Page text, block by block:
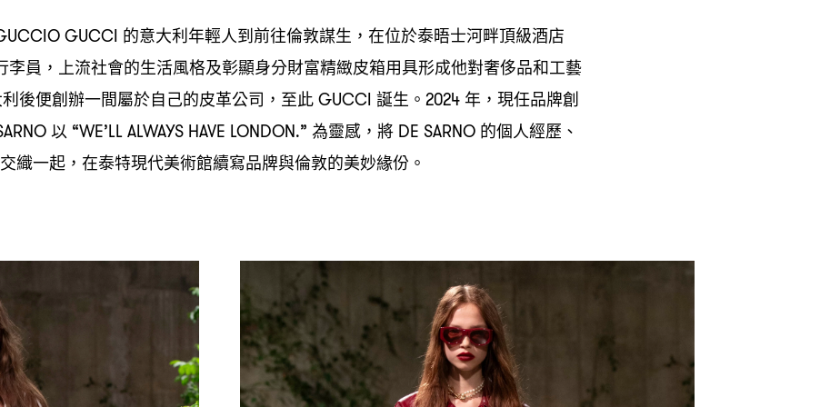
GUCCI 的意大利年輕人到前往倫敦謀生 ， 在位於泰晤士河畔頂級酒店
李員 ， 上流社會的生活風格及彰顯身分財富精緻皮箱用具形成他對奢侈品和工藝
後便創辦一間屬於自己的皮革公司 ， 至此GUCCI 誕生。 2024 年 ， 現任品牌創
以 “WE’LL ALWAYS HAVE LONDON.” 為靈感 ， 將 DE SARNO 的個人經歷、
織一起 ， 在泰特現代美術館續寫品牌與倫敦的美妙緣份。